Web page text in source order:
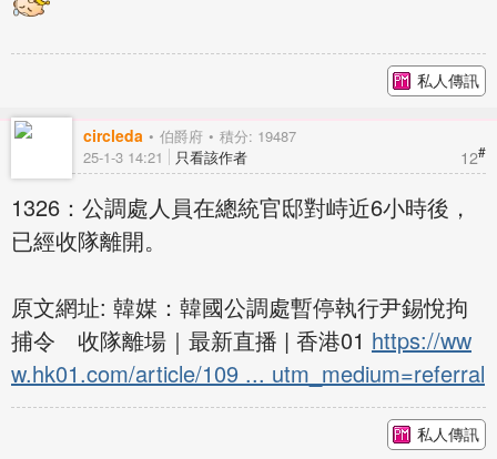
私人傳訊
circleda 伯爵府 積分: 19487
12#
25-1-3 14:21 只看該作者
1326：公調處人員在總統官邸對峙近6小時後，
已經收隊離開。
原文網址: 韓媒：韓國公調處暫停執行尹錫悅拘
捕令 收隊離場｜最新直播 | 香港01 https://ww
w.hk01.com/article/109 ... utm_medium=referral
私人傳訊